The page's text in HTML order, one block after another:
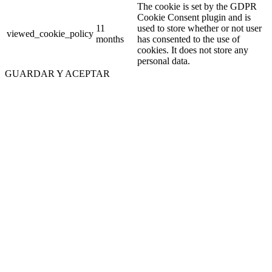
viewed_cookie_policy
11
months
The cookie is set by the GDPR
Cookie Consent plugin and is
used to store whether or not user
has consented to the use of
cookies. It does not store any
personal data.
GUARDAR Y ACEPTAR